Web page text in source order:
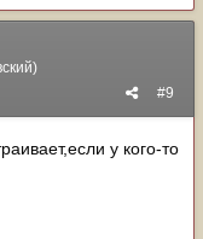
#9
у кого-то